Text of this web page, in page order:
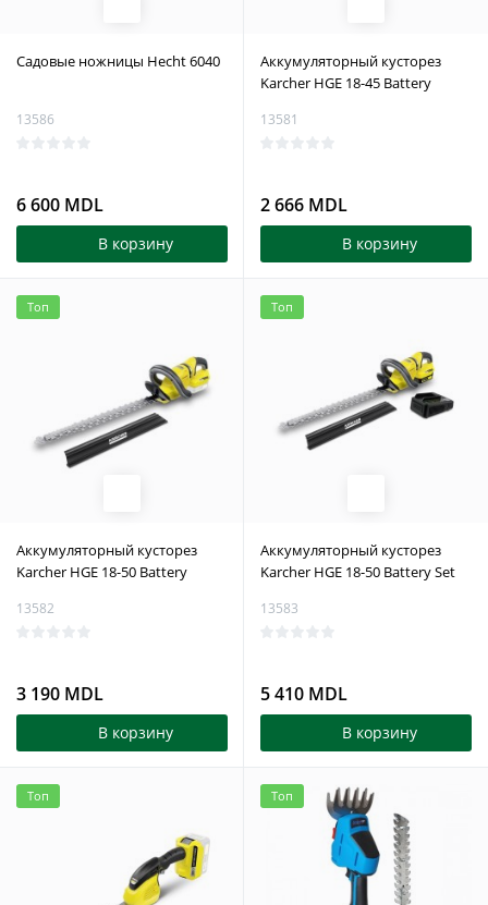
Садовые ножницы Hecht 6040
13586
6 600 MDL
В корзину
Aккумуляторный кусторез
Karcher HGE 18-45 Battery
13581
2 666 MDL
В корзину
Топ
Aккумуляторный кусторез
Karcher HGE 18-50 Battery
13582
3 190 MDL
В корзину
Топ
Aккумуляторный кусторез
Karcher HGE 18-50 Battery Set
13583
5 410 MDL
В корзину
Топ Топ